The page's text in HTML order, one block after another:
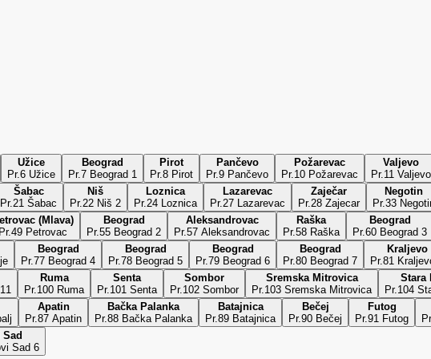
Užice
Pr.6 Užice
Beograd
Pr.7 Beograd 1
Pirot
Pr.8 Pirot
Pančevo
Pr.9 Pančevo
Požarevac
Pr.10 Požarevac
Valjevo
Pr.11 Valjevo
Šabac
Pr.21 Šabac
Niš
Pr.22 Niš 2
Loznica
Pr.24 Loznica
Lazarevac
Pr.27 Lazarevac
Zaječar
Pr.28 Zajecar
Negotin
Pr.33
(Mlava)
Pr.49 Petrovac
Beograd
Pr.55 Beograd 2
Aleksandrovac
Pr.57 Aleksandrovac
Raška
Pr.58 Raška
Beograd
Pr.60 Beograd 3
Beograd
Pr.77 Beograd 4
Beograd
Pr.78 Beograd 5
Beograd
Pr.79 Beograd 6
Beograd
Pr.80 Beograd 7
Kraljevo
Pr.81
Ruma
Pr.100 Ruma
Senta
Pr.101 Senta
Sombor
Pr.102 Sombor
Sremska Mitrovica
Pr.103 Sremska Mitrovica
Stara
Pr.104
Apatin
Pr.87 Apatin
Bačka Palanka
Pr.88 Bačka Palanka
Batajnica
Pr.89 Batajnica
Bečej
Pr.90 Bečej
Futog
Pr.91 Futog
Sad
Sad 6